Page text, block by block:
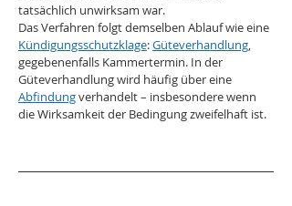
tatsächlich unwirksam war.
Das Verfahren folgt demselben Ablauf wie eine
Kündigungsschutzklage: Güteverhandlung,
gegebenenfalls Kammertermin. In der
Güteverhandlung wird häufig über eine
Abfindung verhandelt – insbesondere wenn
die Wirksamkeit der Bedingung zweifelhaft ist.